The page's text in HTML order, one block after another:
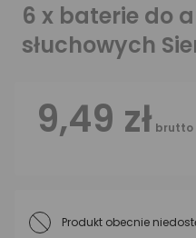
6 x baterie do
słuchowych
9,49 zł brutto
Produkt obecnie